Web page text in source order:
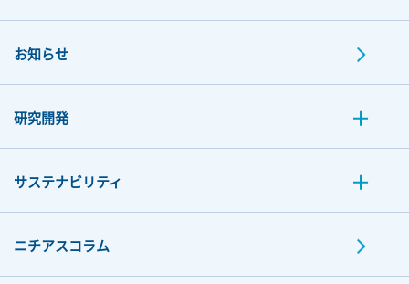
お知らせ
研究開発
サステナビリティ
ニチアスコラム